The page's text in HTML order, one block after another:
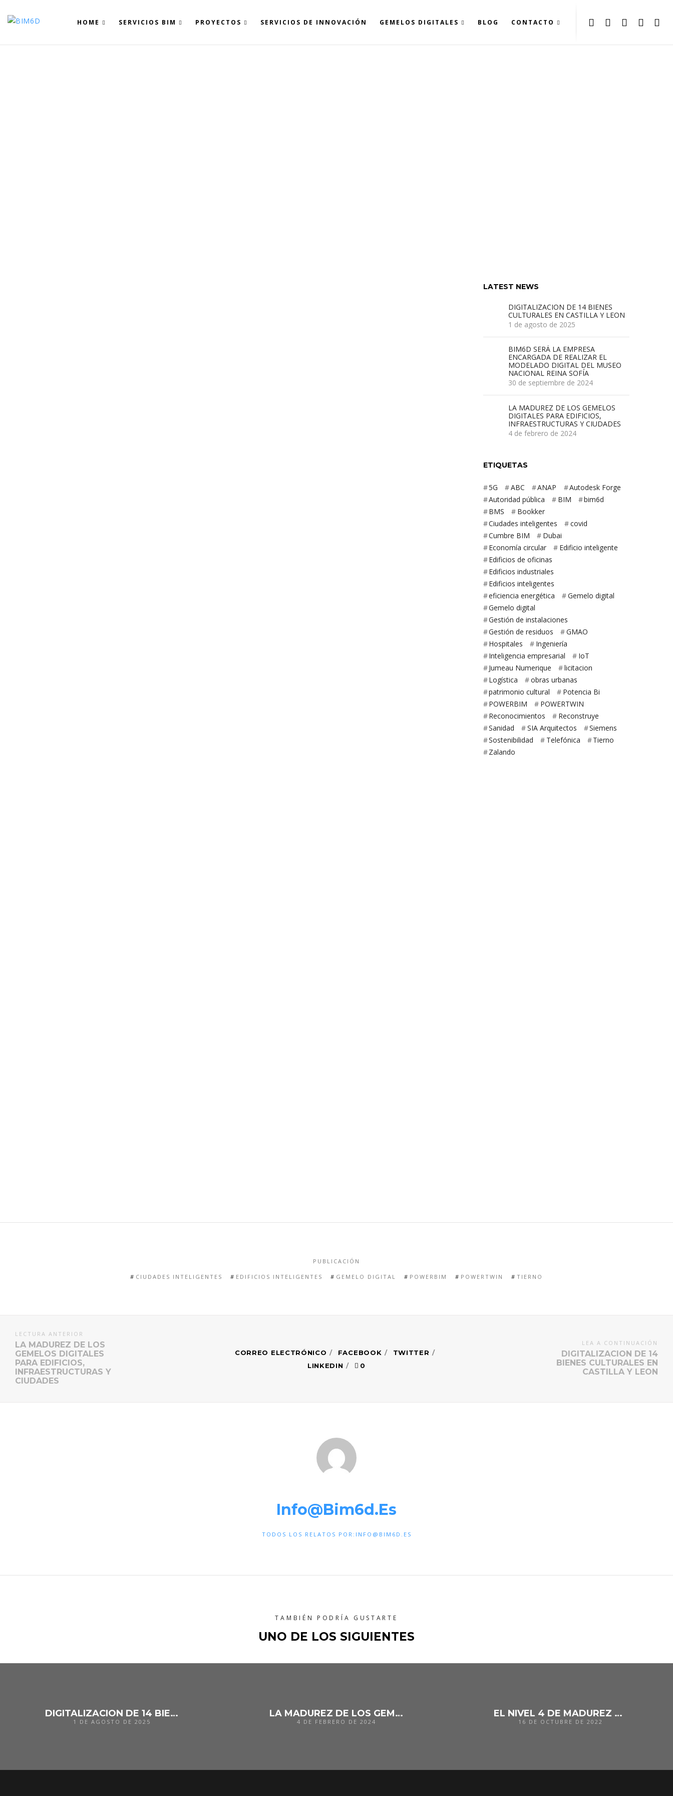
HOME SERVICIOS BIM PROYECTOS SERVICIOS DE INNOVACIÓN GEMELOS DIGITALES BLOG CONTACTO
LATEST NEWS
DIGITALIZACION DE 14 BIENES
CULTURALES EN CASTILLA Y LEON
1 de agosto de 2025
BIM6D SERÁ LA EMPRESA
ENCARGADA DE REALIZAR EL
MODELADO DIGITAL DEL MUSEO
NACIONAL REINA SOFÍA
30 de septiembre de 2024
LA MADUREZ DE LOS GEMELOS
DIGITALES PARA EDIFICIOS,
INFRAESTRUCTURAS Y CIUDADES
4 de febrero de 2024
ETIQUETAS
5G ABC ANAP
Autodesk Forge
Autoridad pública
BIM
bim6d
BMS
Bookker
Ciudades inteligentes
covid
Cumbre BIM
Dubai
Economía circular
Edificio inteligente
Edificios de oficinas
Edificios industriales
Edificios inteligentes
eficiencia energética
Gemelo digital
Gemelo digital
Gestión de instalaciones
Gestión de residuos
GMAO
Hospitales
Ingeniería
Inteligencia empresarial
IoT
Jumeau Numerique
licitacion
Logística
obras urbanas
patrimonio cultural
Potencia Bi
POWERBIM
POWERTWIN
Reconocimientos
Reconstruye
Sanidad
SIA Arquitectos
Siemens
Sostenibilidad
Telefónica
Tierno
Zalando
PUBLICACIÓN
CIUDADES INTELIGENTES EDIFICIOS INTELIGENTES GEMELO DIGITAL POWERBIM POWERTWIN TIERNO
LECTURA ANTERIOR
LA MADUREZ DE LOS
GEMELOS DIGITALES
PARA EDIFICIOS,
INFRAESTRUCTURAS Y
CIUDADES
CORREO ELECTRÓNICO FACEBOOK
TWITTER
LINKEDIN
0
LEA A CONTINUACIÓN
DIGITALIZACION DE 14
BIENES CULTURALES EN
CASTILLA Y LEON
Info@bim6d.es
TODOS LOS RELATOS POR:INFO@BIM6D.ES
TAMBIÉN PODRÍA GUSTARTE
UNO DE LOS SIGUIENTES
DIGITALIZACION DE 14 BIENES CULTURALES EN CASTILLA Y LEON
1 DE AGOSTO DE 2025
LA MADUREZ DE LOS GEMELOS DIGITALES PARA EDIFICIOS, INFRAESTRUCTURAS Y CIUDADES
4 DE FEBRERO DE 2024
EL NIVEL 4 DE MADUREZ BIM EN AECO ES METAVERSO
16 DE OCTUBRE DE 2022